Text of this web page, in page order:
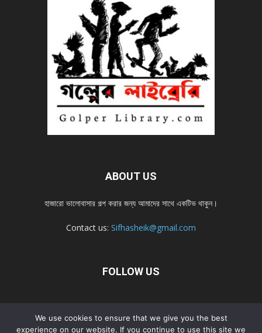
ABOUT US
হাজারো ভালোবাসার গল্প করার জন্য আমাদের সাথে একটিভ থাকুন।
Contact us: Sifhasheik@gmail.com
FOLLOW US
Home Contact us Privacy Policy শ্রেনী
শ্রেনী – mobile
Home – mobile
নতুন সব গল্প নতুন সব গল্প – mobile নতুন সব গল্প 2022
We use cookies to ensure that we give you the best
experience on our website. If you continue to use this site we